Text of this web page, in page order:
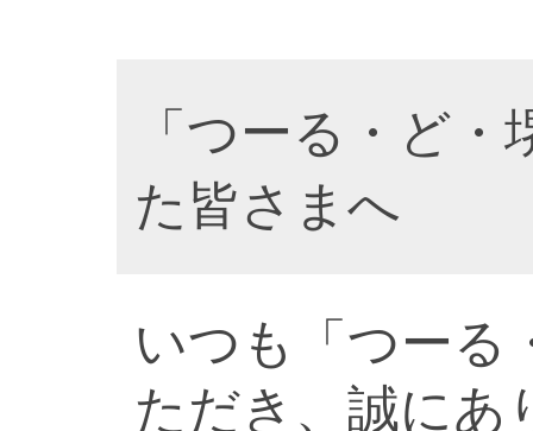
「つーる・ど
た皆さまへ
いつも「つーる
ただき、誠にあ